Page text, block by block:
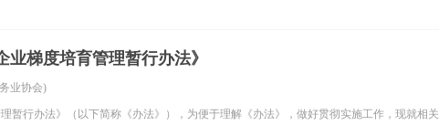
梯度培育管理暂行办法》
业协会)
暂行办法》（以下简称《办法》），为便于理解《办法》，做好贯彻实施工作，现就相关